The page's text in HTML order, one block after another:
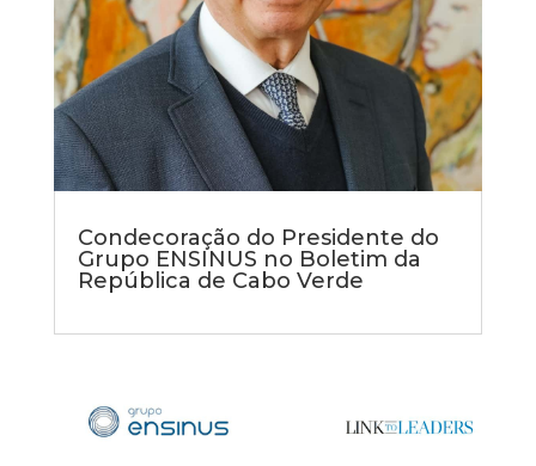
Condecoração do Presidente do
Grupo ENSINUS no Boletim da
República de Cabo Verde